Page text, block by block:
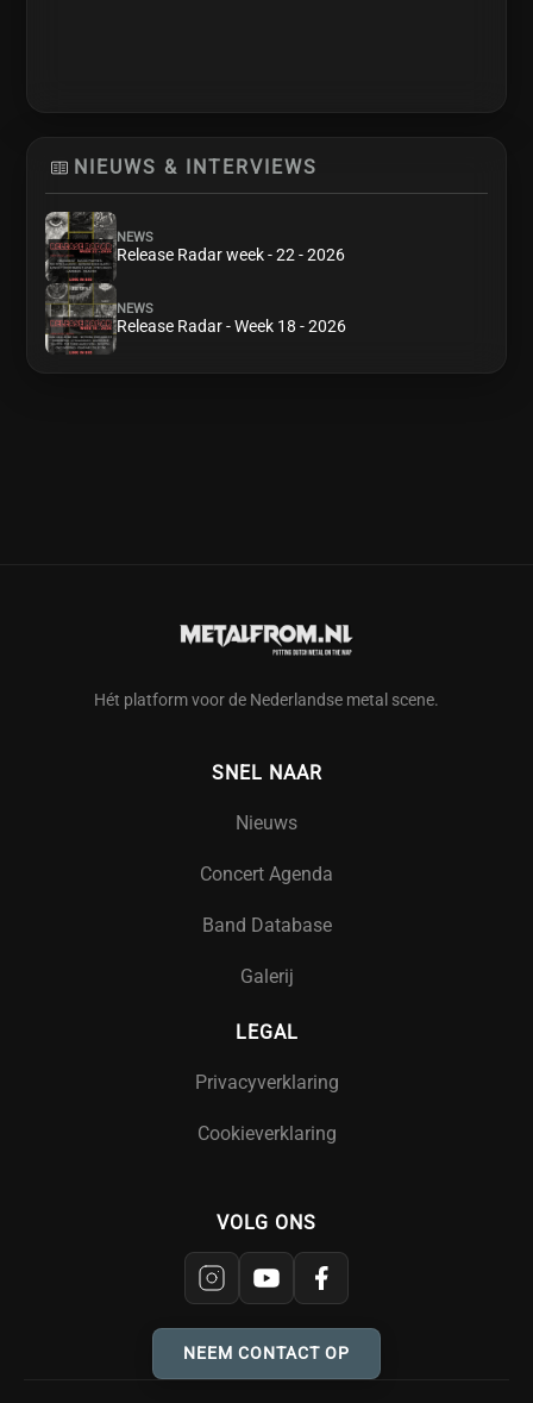
NIEUWS & INTERVIEWS
NEWS
Release Radar week - 22 - 2026
NEWS
Release Radar - Week 18 - 2026
Hét platform voor de Nederlandse metal scene.
SNEL NAAR
Nieuws
Concert Agenda
Band Database
Galerij
LEGAL
Privacyverklaring
Cookieverklaring
VOLG ONS
NEEM CONTACT OP